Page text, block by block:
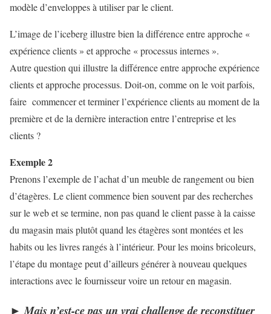
modèle d’enveloppes à utiliser par le client.
L’image de l’iceberg illustre bien la différence entre approche «
expérience clients » et approche « processus internes ».
Autre question qui illustre la différence entre approche expérience
clients et approche processus. Doit-on, comme on le voit parfois,
faire commencer et terminer l’expérience clients au moment de la
première et de la dernière interaction entre l’entreprise et les
clients ?
Exemple 2
Prenons l’exemple de l’achat d’un meuble de rangement ou bien
d’étagères. Le client commence bien souvent par des recherches
sur le web et se termine, non pas quand le client passe à la caisse
du magasin mais plutôt quand les étagères sont montées et les
habits ou les livres rangés à l’intérieur. Pour les moins bricoleurs,
l’étape du montage peut d’ailleurs générer à nouveau quelques
interactions avec le fournisseur voire un retour en magasin.
►Mais n’est-ce pas un vrai challenge de reconstituer